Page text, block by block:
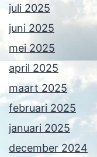
juli 2025
juni 2025
mei 2025
april 2025
maart 2025
februari 2025
januari 2025
december 2024